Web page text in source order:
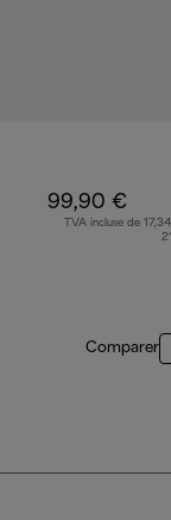
99,90 €
TVA incluse de
Comparer